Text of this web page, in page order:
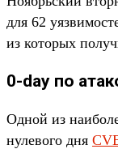
для 62
из которых
0-day по
Одной из
нулевого дня